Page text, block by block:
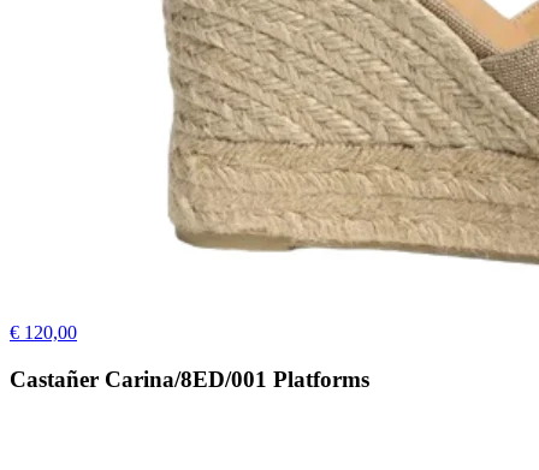
€ 120,00
Castañer Carina/8ED/001 Platforms